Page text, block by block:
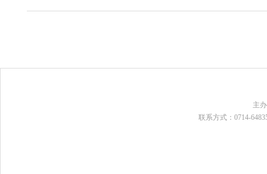
主
联系方式：0714-